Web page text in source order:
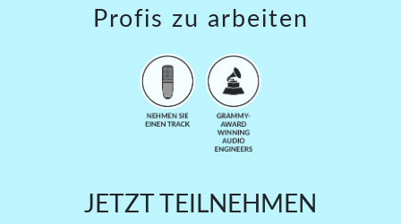
Profis zu arbeiten
JETZT TEILNEHMEN